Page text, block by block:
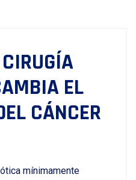
EL
CÁNCER
mínimamente